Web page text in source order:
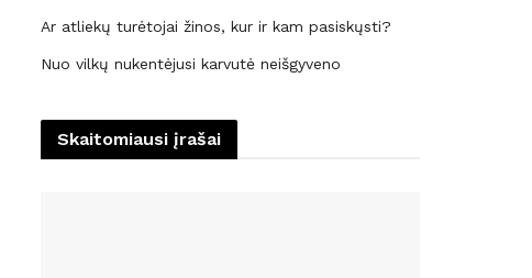
Ar atliekų turėtojai žinos, kur ir kam pasiskųsti?
Nuo vilkų nukentėjusi karvutė neišgyveno
Skaitomiausi įrašai